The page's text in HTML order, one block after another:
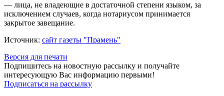
— лица, не владеющие в достаточной степени языком, за
исключением случаев, когда нотариусом принимается
закрытое завещание.
Источник: сайт газеты "Прамень"
Версия для печати
Подпишитесь на новостную рассылку и получайте
интересующую Вас информацию первыми!
Подписаться на рассылку